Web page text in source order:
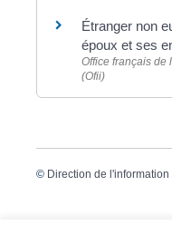
Étranger non
époux et ses
Office français de
(Ofii)
© Direction de